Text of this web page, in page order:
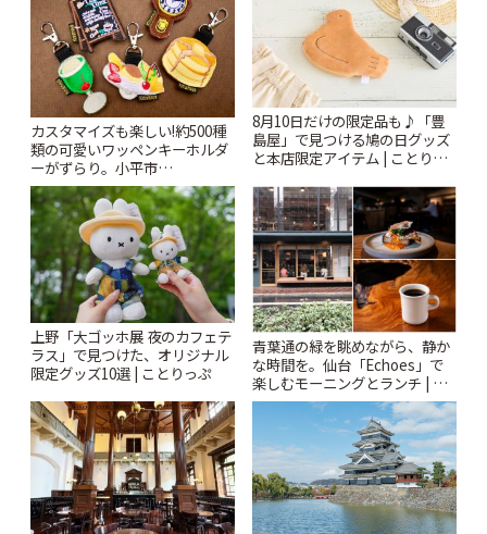
カスタマイズも楽しい!約500種
類の可愛いワッペンキーホルダ
ーがずらり。小平市
「Kimamaya T&K」 | ことりっ
ぷ
8月10日だけの限定品も♪「豊
島屋」で見つける鳩の日グッズ
と本店限定アイテム | ことりっ
上野「大ゴッホ展 夜のカフェテ
ラス」で見つけた、オリジナル
限定グッズ10選 | ことりっぷ
青葉通の緑を眺めながら、静か
な時間を。仙台「Echoes」で
楽しむモーニングとランチ | こ
とりっぷ